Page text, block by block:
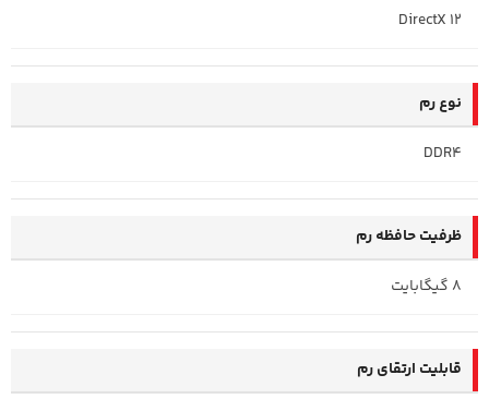
DirectX 12
نوع رم
DDR4
ظرفیت حافظه رم
8 گیگابایت
قابلیت ارتقای رم